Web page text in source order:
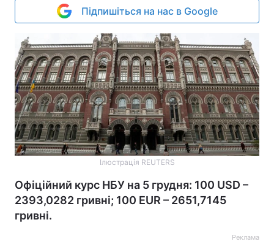
Підпишіться на нас в Google
Ілюстрація REUTERS
Офіційний курс НБУ на 5 грудня: 100 USD –
2393,0282 гривні; 100 EUR – 2651,7145
гривні.
Реклама